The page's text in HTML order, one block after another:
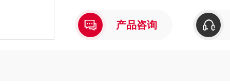
产品咨询